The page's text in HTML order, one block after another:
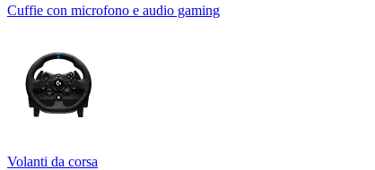
Cuffie con microfono e audio gaming
Volanti da corsa